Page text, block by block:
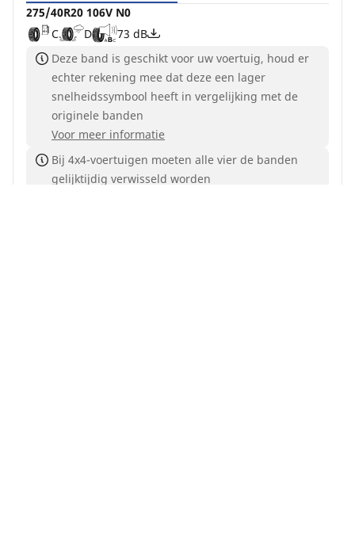
275/40R20 106V N0
C
D
73 dB
Deze band is geschikt voor uw voertuig, houd er
echter rekening mee dat deze een lager
snelheidssymbool heeft in vergelijking met de
originele banden
Voor meer informatie
Bij 4x4-voertuigen moeten alle vier de banden
gelijktijdig verwisseld worden